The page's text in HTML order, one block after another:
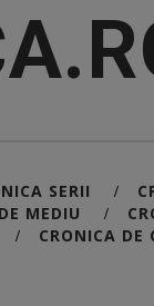
SERII /
MEDIU /
/ CRONICA DE